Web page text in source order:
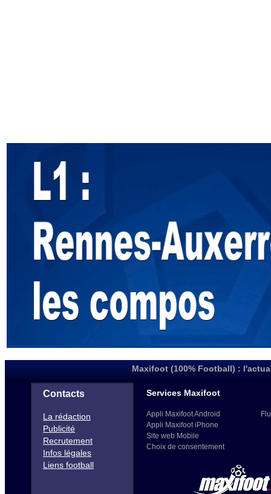
Maxifoot (100% Football) :
Contacts
La rédaction
Publicité
Recrutement
Infos légales
Liens football
Services Maxifoot
Appli Maxifoot Android
Appli Maxifoot iPhone
Site web Mobile
Choix de consentement